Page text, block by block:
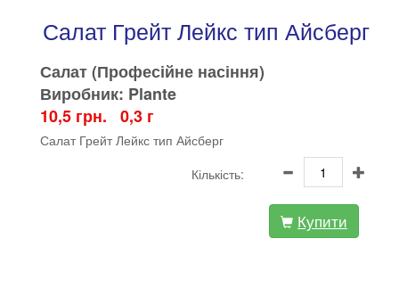
Салат Грейт Лейкс тип Айсберг
Салат (Професійне насіння)
Виробник: Plante
10,5 грн. 0,3 г
Салат Грейт Лейкс тип Айсберг
Кількість:
Купити